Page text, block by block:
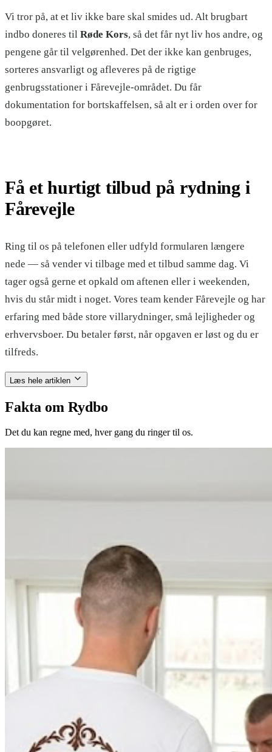
Vi tror på, at et liv ikke bare skal smides ud. Alt brugbart
indbo doneres til Røde Kors, så det får nyt liv hos andre, og
pengene går til velgørenhed. Det der ikke kan genbruges,
sorteres ansvarligt og afleveres på de rigtige
genbrugsstationer i Fårevejle-området. Du får
dokumentation for bortskaffelsen, så alt er i orden over for
boopgøret.
Få et hurtigt tilbud på rydning i
Fårevejle
Ring til os på telefonen eller udfyld formularen længere
nede — så vender vi tilbage med et tilbud samme dag. Vi
tager også gerne et opkald om aftenen eller i weekenden,
hvis du står midt i noget. Vores team kender Fårevejle og har
erfaring med både store villarydninger, små lejligheder og
erhvervsboer. Du betaler først, når opgaven er løst og du er
tilfreds.
Læs hele artiklen
Fakta om Rydbo
Det du kan regne med, hver gang du ringer til os.